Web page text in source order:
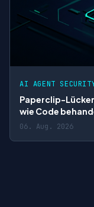
AI AGENT
Paperclip-
wie Code
06. Aug. 2026